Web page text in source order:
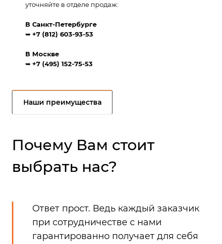
уточняйте в отделе продаж:
В Санкт-Петербурге
➥ +7 (812) 603-93-53
В Москве
➥ +7 (495) 152-75-53
Наши преимущества
Почему Вам стоит
выбрать нас?
Ответ прост. Ведь каждый заказчик
при сотрудничестве с нами
гарантированно получает для себя